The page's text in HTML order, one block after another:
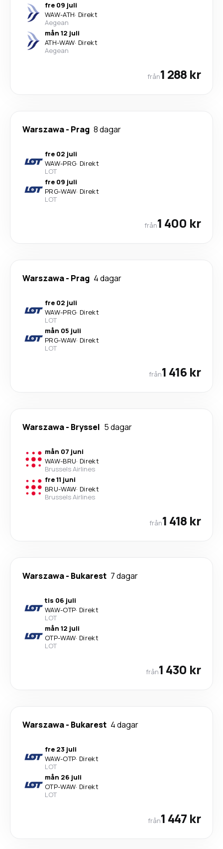
fre 09 juli
WAW-ATH· Direkt
Aegean
mån 12 juli
ATH-WAW· Direkt
Aegean
från1 288 kr
Warszawa- Prag 8 dagar
fre 02 juli
WAW-PRG· Direkt
LOT
fre 09 juli
PRG-WAW· Direkt
LOT
från1 400 kr
Warszawa- Prag 4 dagar
fre 02 juli
WAW-PRG· Direkt
LOT
mån 05 juli
PRG-WAW· Direkt
LOT
från1 416 kr
Warszawa- Bryssel 5 dagar
mån 07 juni
WAW-BRU· Direkt
Brussels Airlines
fre 11 juni
BRU-WAW· Direkt
Brussels Airlines
från1 418 kr
Warszawa- Bukarest 7 dagar
tis 06 juli
WAW-OTP· Direkt
LOT
mån 12 juli
OTP-WAW· Direkt
LOT
från1 430 kr
Warszawa- Bukarest 4 dagar
fre 23 juli
WAW-OTP· Direkt
LOT
mån 26 juli
OTP-WAW· Direkt
LOT
från1 447 kr